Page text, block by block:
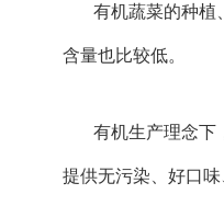
有机蔬菜的种植
含量也比较低。
有机生产理念下
提供无污染、好口